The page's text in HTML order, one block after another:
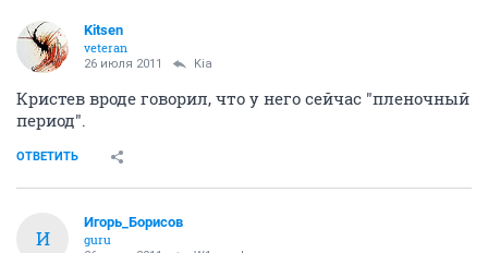
Kitsen
veteran
26 июля 2011 Kia
Кристев вроде говорил, что у него сейчас "пленочный
период".
ОТВЕТИТЬ
И
Игорь_Борисов
guru